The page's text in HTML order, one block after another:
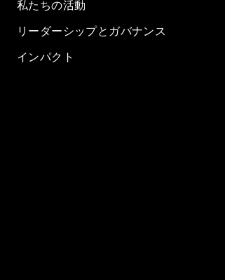
私たちの活動
リーダーシップとガバナンス
インパクト